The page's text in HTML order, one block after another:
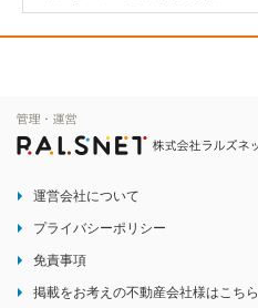
運営会社について
プライバシーポリシー
免責事項
掲載をお考えの不動産会社様はこちら